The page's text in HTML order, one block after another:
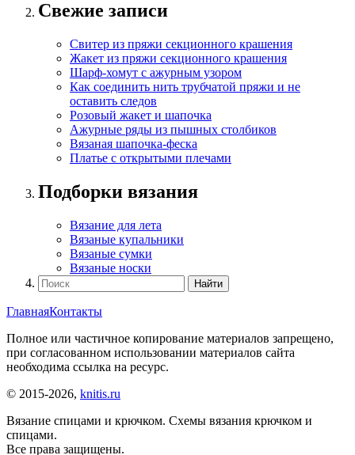
Свежие записи
Свитер из пряжи секционного крашения
Жакет из пряжи секционного крашения
Шарф-хомут с ажурным узором
Как соединить нить трубчатой пряжи и не
оставить следов
Розовый жакет и шапочка
Ажурные ряды из пышных столбиков
Вязаная шапочка-феска
Платье с открытыми плечами
Подборки вязания
Вязание для лета
Вязаные купальники
Вязаные сумки
Вязаные носки
ГлавнаяКонтакты
Полное или частичное копирование материалов запрещено,
при согласованном использовании материалов сайта
необходима ссылка на ресурс.
© 2015-2026, knitis.ru
Вязание спицами и крючком. Схемы вязания крючком и
спицами.
Все права защищены.